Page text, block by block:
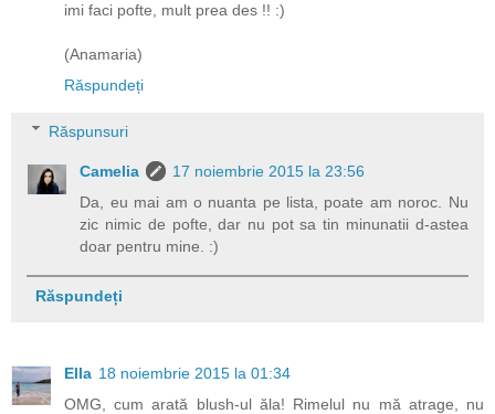
imi faci pofte, mult prea des !! :)
(Anamaria)
Răspundeți
Răspunsuri
Camelia
17 noiembrie 2015 la 23:56
Da, eu mai am o nuanta pe lista, poate am noroc. Nu
zic nimic de pofte, dar nu pot sa tin minunatii d-astea
doar pentru mine. :)
Răspundeți
Ella 18 noiembrie 2015 la 01:34
OMG, cum arată blush-ul ăla! Rimelul nu mă atrage, nu